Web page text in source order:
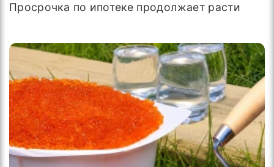
Просрочка по ипотеке продолжает расти